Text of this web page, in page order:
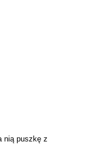
nią puszkę z